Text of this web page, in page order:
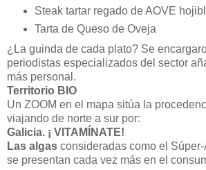
Steak tartar regado de AOVE
Tarta de Queso de Oveja
¿La guinda de cada plato? Se
periodistas especializados del sector
más personal.
Territorio BIO
Un ZOOM en el mapa sitúa la
viajando de norte a sur por:
Galicia. ¡ VITAMÍNATE!
Las algas consideradas como el
se presentan cada vez más en el